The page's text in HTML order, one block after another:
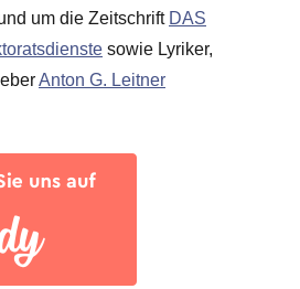
um die Zeitschrift DAS
sowie Lyriker,
Anton G. Leitner